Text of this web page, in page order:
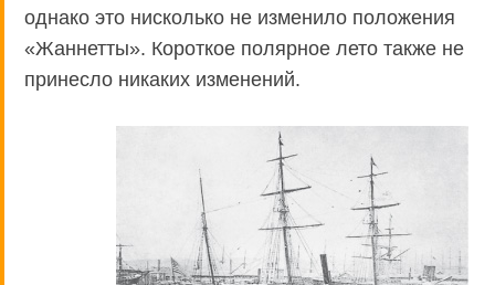
однако это нисколько не изменило положения
«Жаннетты». Короткое полярное лето также не
принесло никаких изменений.